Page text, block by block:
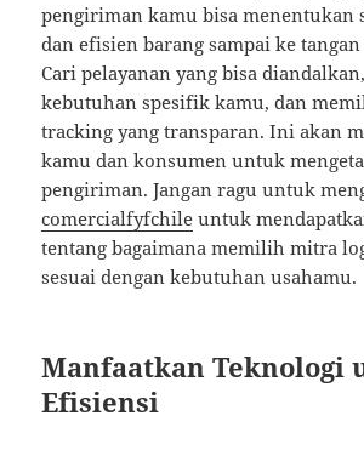
pengiriman kamu bisa menentukan
dan efisien barang sampai ke
Cari pelayanan yang bisa
kebutuhan spesifik kamu, dan
tracking yang transparan. Ini akan
kamu dan konsumen untuk
pengiriman. Jangan ragu untuk
comercialfyfchile untuk
tentang bagaimana memilih mitra
sesuai dengan kebutuhan usahamu.
Manfaatkan Teknologi
Efisiensi